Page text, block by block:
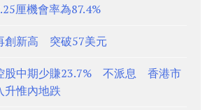
厘機會率為87.4%
創新高 突破57美元
股中期少賺23.7% 不派息 香港市
升惟內地跌